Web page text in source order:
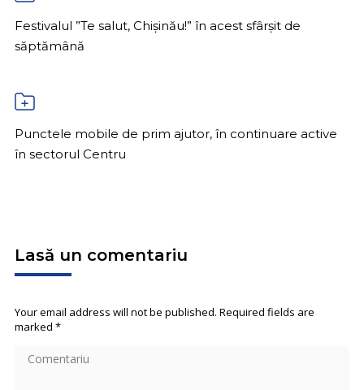
Festivalul ”Te salut, Chișinău!” în acest sfârșit de
săptămână
Punctele mobile de prim ajutor, în continuare active
în sectorul Centru
Lasă un comentariu
Your email address will not be published. Required fields are
marked *
Comentariu